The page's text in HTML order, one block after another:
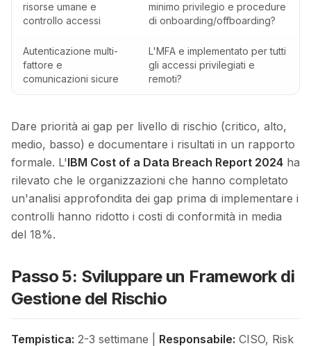
risorse umane e
controllo accessi
minimo privilegio e procedure
di onboarding/offboarding?
Autenticazione multi-
fattore e
comunicazioni sicure
L'MFA e implementato per tutti
gli accessi privilegiati e
remoti?
Dare priorità ai gap per livello di rischio (critico, alto,
medio, basso) e documentare i risultati in un rapporto
formale. L'IBM Cost of a Data Breach Report 2024 ha
rilevato che le organizzazioni che hanno completato
un'analisi approfondita dei gap prima di implementare i
controlli hanno ridotto i costi di conformità in media
del 18%.
Passo 5: Sviluppare un Framework di
Gestione del Rischio
Tempistica: 2-3 settimane | Responsabile: CISO, Risk